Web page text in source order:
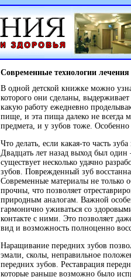
Современные технологии лечения
В одной детской книжке можно
которого они сделаны,
какую работу ежедневно
пище, и эта пища далеко не всегда
предмета, и у зубов тоже.
Что делать, если какая-то часть
Двадцать лет назад выход был
существует несколько удачно
зубов. Поврежденный зуб
Современные материалы не только
прочны, что позволяет
природным аналогам. Важной
гармонично уживаться со
контакте с ними. Это позволяет
вид и возможность полноценно
Наращивание передних зубов
эмали, сколы, неправильное
передних зубов. Реставрация
которые раньше возможно было